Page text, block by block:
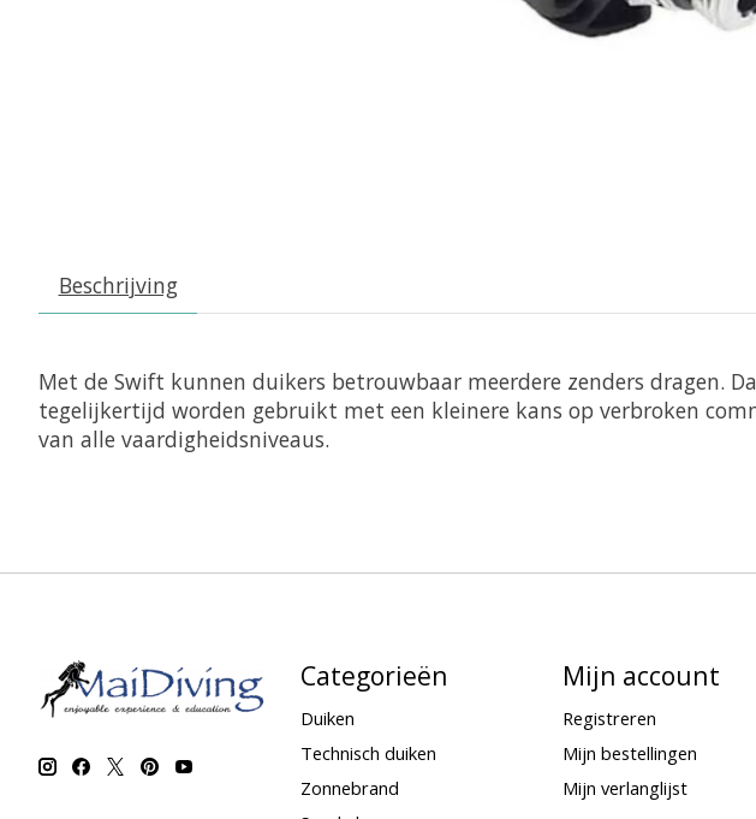
Beschrijving
Met de Swift kunnen duikers betrouwbaar meerdere zenders dragen.
tegelijkertijd worden gebruikt met een kleinere kans op verbroken
van alle vaardigheidsniveaus.
Categorieën
Duiken
Technisch duiken
Zonnebrand
Mijn account
Registreren
Mijn bestellingen
Mijn verlanglijst